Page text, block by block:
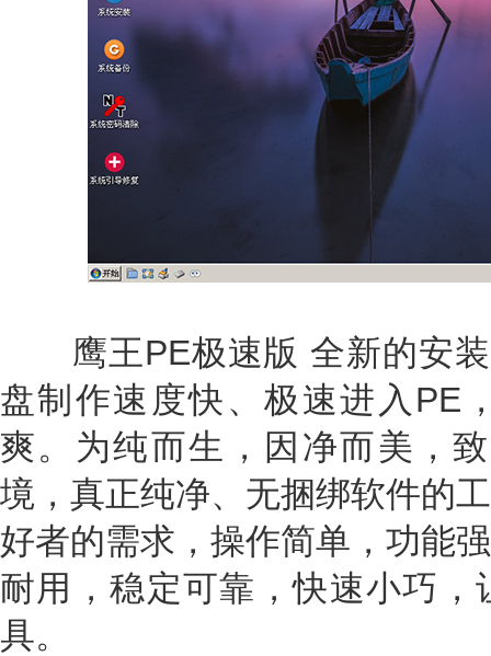
鹰王PE极速版 全新的安装
盘制作速度快、极速进入PE
爽。为纯而生，因净而美，
境，真正纯净、无捆绑软件的
好者的需求，操作简单，功能
耐用，稳定可靠，快速小巧
具。